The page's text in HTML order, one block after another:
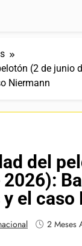
(2 de junio
Niermann
del
el caso
2 Meses